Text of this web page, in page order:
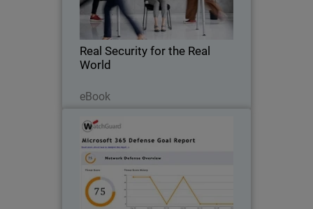
Real Security for the Real
World
eBook
una protezione efficace, scalabile,
affidabile ed economica.
ThumbnailEsempio di rapporto sugli
obiettivi di difesa di Microsoft
Report di esempio di Microsoft 365 che
include esempi di rischi e minacce
anonimizzati sull'utilizzo di utenti e file.